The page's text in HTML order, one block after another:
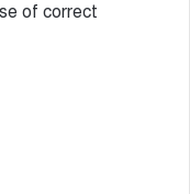
of correct